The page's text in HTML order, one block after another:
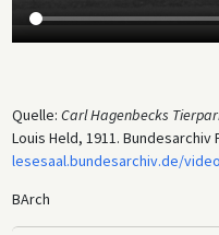
Quelle: Carl Hagenbecks
Louis Held, 1911. Bundesarchiv
lesesaal.bundesarchiv.de/
BArch